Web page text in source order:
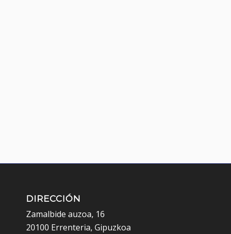
DIRECCIÓN
Zamalbide auzoa, 16
20100 Errenteria, Gipuzkoa